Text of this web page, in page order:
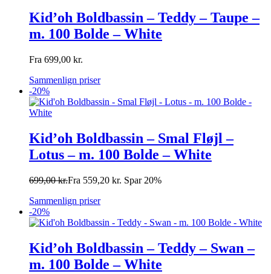
Kid’oh Boldbassin – Teddy – Taupe –
m. 100 Bolde – White
Fra 699,00 kr.
Sammenlign priser
-20%
Kid’oh Boldbassin – Smal Fløjl –
Lotus – m. 100 Bolde – White
699,00kr.Fra 559,20 kr. Spar 20%
Sammenlign priser
-20%
Kid’oh Boldbassin – Teddy – Swan –
m. 100 Bolde – White